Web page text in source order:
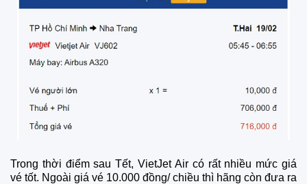
Trong thời điểm sau Tết, VietJet Air có rất nhiều mức giá
vé tốt. Ngoài giá vé 10.000 đồng/ chiều thì hãng còn đưa ra